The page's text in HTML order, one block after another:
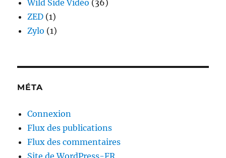
Wild Side Vidéo (36)
ZED (1)
Zylo (1)
MÉTA
Connexion
Flux des publications
Flux des commentaires
Site de WordPress-FR